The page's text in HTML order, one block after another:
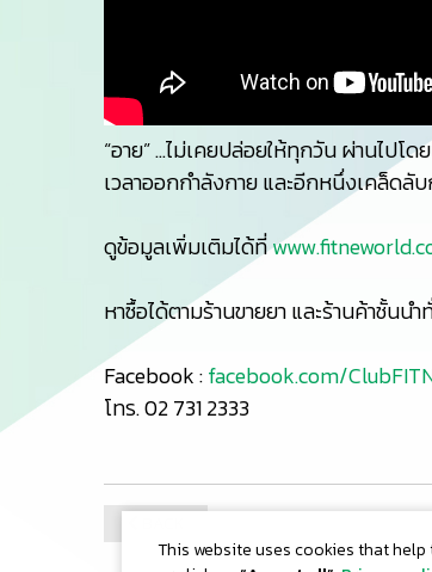
This website uses cookies that
“อาย” …ไม่เคยปล่อยให้ทุกวัน ผ่านไป
เวลาออกกำลังกาย และอีกหนึ่งเคล็ด
ดูข้อมูลเพิ่มเติมได้ที่
หาซื้อได้ตามร้านขายยา และร้านค้าชั้น
Facebook :facebook.com/
โทร. 02 731 2333